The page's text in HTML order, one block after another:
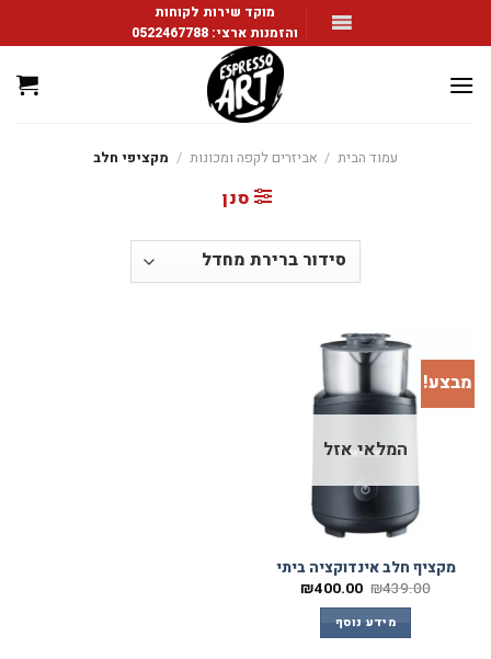
to
מוקד שירות לקוחות
והזמנות ארצי:0522467788
עמוד הבית / אביזרים לקפה ומכונות / מקציפי חלב
סנן
מבצע!
המלאי אזל
מקציף חלב אינדוקציה ביתי
₪439.00
₪400.00
מידע נוסף